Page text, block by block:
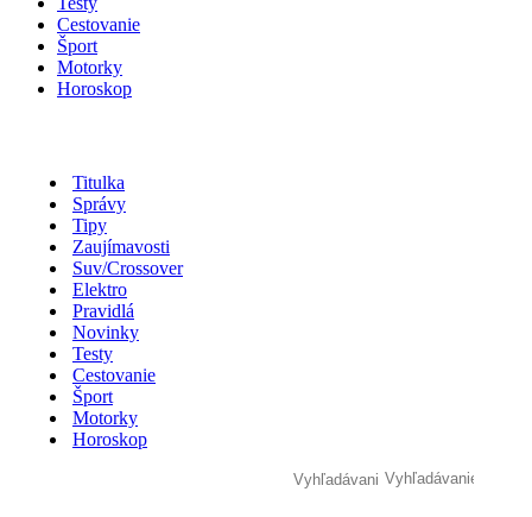
Cestovanie
Šport
Motorky
Horoskop
Titulka
Správy
Tipy
Zaujímavosti
Suv/Crossover
Elektro
Pravidlá
Novinky
Testy
Cestovanie
Šport
Motorky
Horoskop